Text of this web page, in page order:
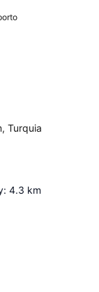
Turquia
: 4.3 km